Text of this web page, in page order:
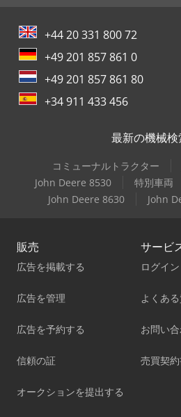
+44 20 331 800 72
+49 201 857 861 0
+49 201 857 861 80
+34 911 433 456
最新の機械検
コミューナルトラクター
John Deere 8530
特別車両
John Deere 8630
John
販売
広告を掲載する
広告を管理
広告を予約する
信頼の証
オークションを提出する
サービ
ログイン
よくあ
お問い
売買契